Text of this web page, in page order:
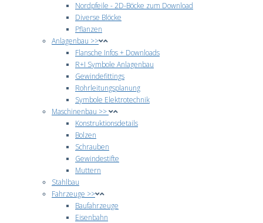
Nordpfeile - 2D-Böcke zum Download
Diverse Blöcke
Pflanzen
Anlagenbau >>
Flansche Infos + Downloads
R+I Symbole Anlagenbau
Gewindefittings
Rohrleitungsplanung
Symbole Elektrotechnik
Maschinenbau >>
Konstruktionsdetails
Bolzen
Schrauben
Gewindestifte
Muttern
Stahlbau
Fahrzeuge >>
Baufahrzeuge
Eisenbahn